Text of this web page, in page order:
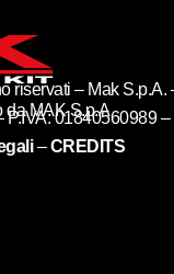
da MAK S.p.A
riservati – Mak
01840560989
–CREDITS